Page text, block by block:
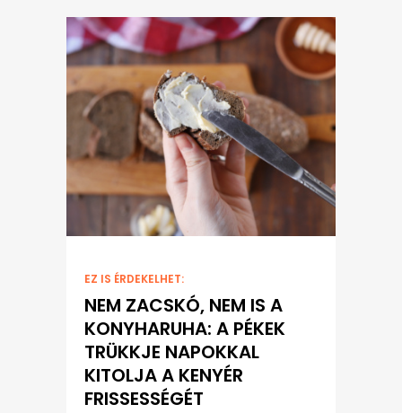
EZ IS ÉRDEKELHET:
NEM ZACSKÓ, NEM IS A
KONYHARUHA: A PÉKEK
TRÜKKJE NAPOKKAL
KITOLJA A KENYÉR
FRISSESSÉGÉT